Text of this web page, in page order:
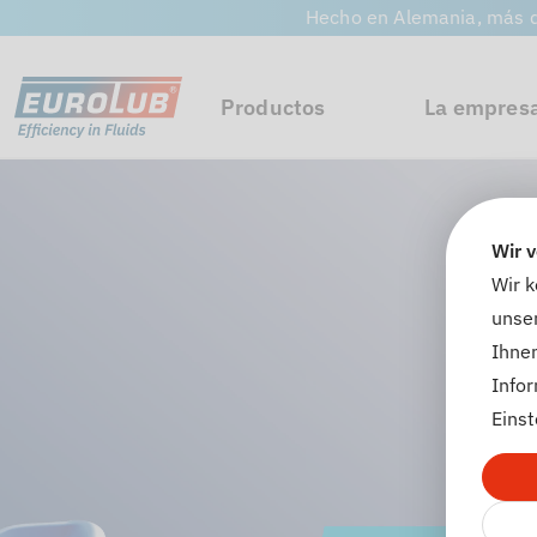
Wir
Wir
Hecho en Alemania,
Productos La